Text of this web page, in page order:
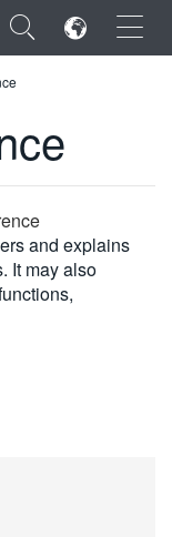
×
and explains
It may also